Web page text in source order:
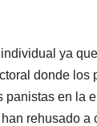
ya
donde
en la
rehusado a